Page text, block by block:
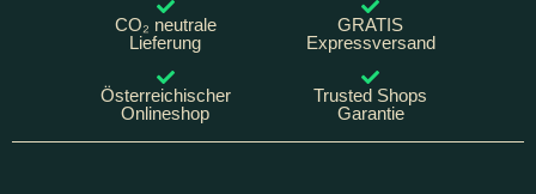
CO₂ neutrale
Lieferung
GRATIS
Expressversand
Österreichischer
Onlineshop
Trusted Shops
Garantie